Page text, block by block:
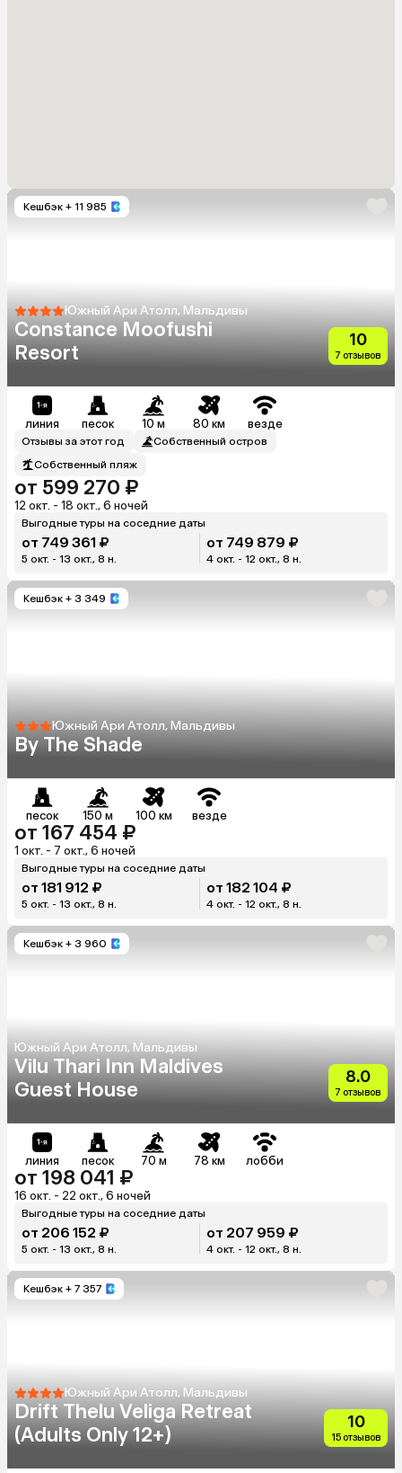
Кешбэк + 11 985
Южный Ари Атолл, Мальдивы
Constance Moofushi
Resort
10
7 отзывов
линия песок 10 м 80 км везде
Отзывы за этот год
Собственный остров
Собственный пляж
от 599 270 ₽
12 окт. - 18 окт., 6 ночей
Выгодные туры на соседние даты
от 749 361 ₽
5 окт. - 13 окт., 8 н.
от 749 879 ₽
4 окт. - 12 окт., 8 н.
Кешбэк + 3 349
Южный Ари Атолл, Мальдивы
By The Shade
песок 150 м 100 км везде
от 167 454 ₽
1 окт. - 7 окт., 6 ночей
Выгодные туры на соседние даты
от 181 912 ₽
5 окт. - 13 окт., 8 н.
от 182 104 ₽
4 окт. - 12 окт., 8 н.
Кешбэк + 3 960
Южный Ари Атолл, Мальдивы
Vilu Thari Inn Maldives
Guest House
8.0
7 отзывов
линия песок 70 м 78 км лобби
от 198 041 ₽
16 окт. - 22 окт., 6 ночей
Выгодные туры на соседние даты
от 206 152 ₽
5 окт. - 13 окт., 8 н.
от 207 959 ₽
4 окт. - 12 окт., 8 н.
Кешбэк + 7 357
Южный Ари Атолл, Мальдивы
Drift Thelu Veliga Retreat
(Adults Only 12+)
10
15 отзывов